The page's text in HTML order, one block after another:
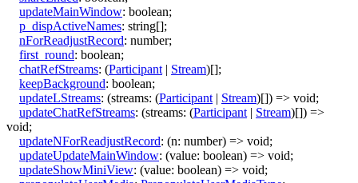
updateMainWindow: boolean;
p_dispActiveNames: string[];
nForReadjustRecord: number;
first_round: boolean;
chatRefStreams: (Participant | Stream)[];
keepBackground: boolean;
updateLStreams: (streams: (Participant | Stream)[]) => void;
updateChatRefStreams: (streams: (Participant | Stream)[]) =>
void;
updateNForReadjustRecord: (n: number) => void;
updateUpdateMainWindow: (value: boolean) => void;
updateShowMiniView: (value: boolean) => void;